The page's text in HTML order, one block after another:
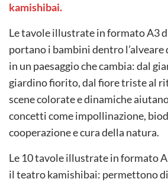
kamishibai.
Le tavole illustrate in formato A3
portano i bambini dentro l’alveare
in un paesaggio che cambia: dal
giardino fiorito, dal fiore triste al
scene colorate e dinamiche
concetti come impollinazione,
cooperazione e cura della natura.
Le 10 tavole illustrate in formato
il teatro kamishibai: permettono